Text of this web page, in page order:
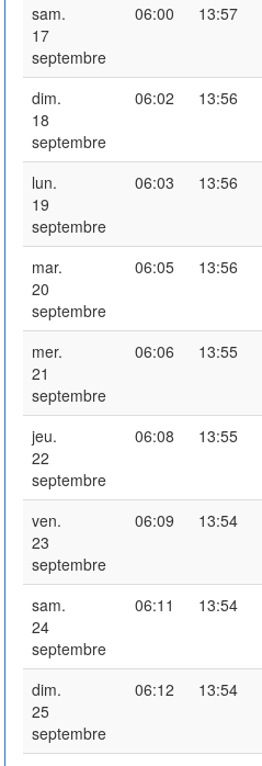
sam.
17
septembre
06:00 13:57
dim.
18
septembre
06:02 13:56
lun.
19
septembre
06:03 13:56
mar.
20
septembre
06:05 13:56
mer.
21
septembre
06:06 13:55
jeu.
22
septembre
06:08 13:55
ven.
23
septembre
06:09 13:54
sam.
24
septembre
06:11 13:54
dim.
25
septembre
06:12 13:54